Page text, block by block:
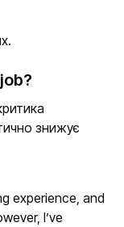
знижує
experience, and
I’ve